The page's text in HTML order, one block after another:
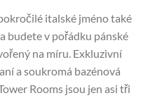
italské jméno také
budete v pořádku pánské
na míru. Exkluzivní
a soukromá bazénová
Rooms jsou jen asi tři